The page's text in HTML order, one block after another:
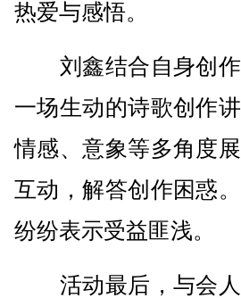
热爱与感悟。
刘鑫结合自身创作
一场生动的诗歌创作
情感、意象等多角度
互动，解答创作困惑
纷纷表示受益匪浅。
活动最后，与会人